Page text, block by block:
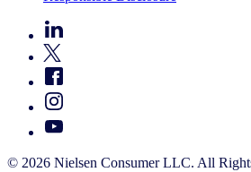
© 2026 Nielsen Consumer LLC. All